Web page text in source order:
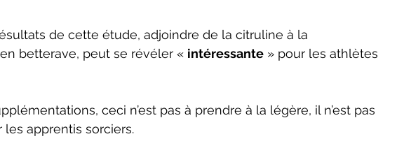
de cette étude, adjoindre de la citruline à la
betterave, peut se révéler « intéressante » pour les athlètes
ceci n’est pas à prendre à la légère, il n’est pas
apprentis sorciers.